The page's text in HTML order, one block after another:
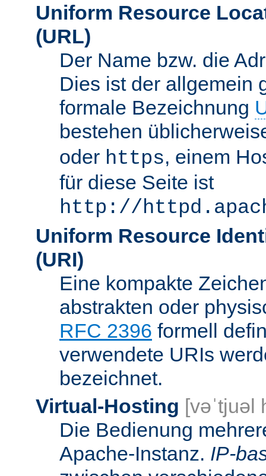
Uniform Resource
(URL)
Der Name bzw. die
Dies ist der allgemein
formale Bezeichnung
bestehen
oder https, einem
für diese Seite ist
http://
Uniform Resource
(URI)
Eine kompakte
abstrakten oder
RFC 2396 formell
verwendete URIs
bezeichnet.
Virtual-Hosting [vəˈtjuəl
Die Bedienung
Apache-Instanz. IP-